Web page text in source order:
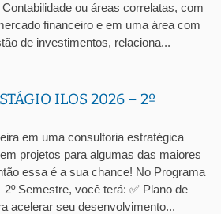
ou áreas correlatas, com
financeiro e em uma área com
de investimentos, relaciona...
ILOS 2026 – 2º
em uma consultoria estratégica
projetos para algumas das maiores
essa é a sua chance! No Programa
Semestre, você terá: ✅ Plano de
acelerar seu desenvolvimento...